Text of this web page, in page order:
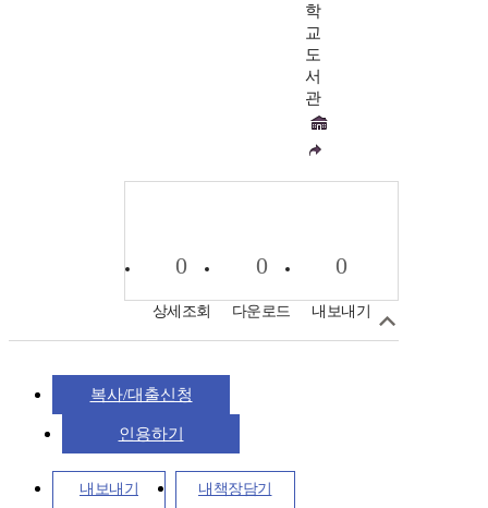
학
교
도
서
관
0
상세조회
0
다운로드
0
내보내기
복사/대출신청
인용하기
내보내기 내책장담기